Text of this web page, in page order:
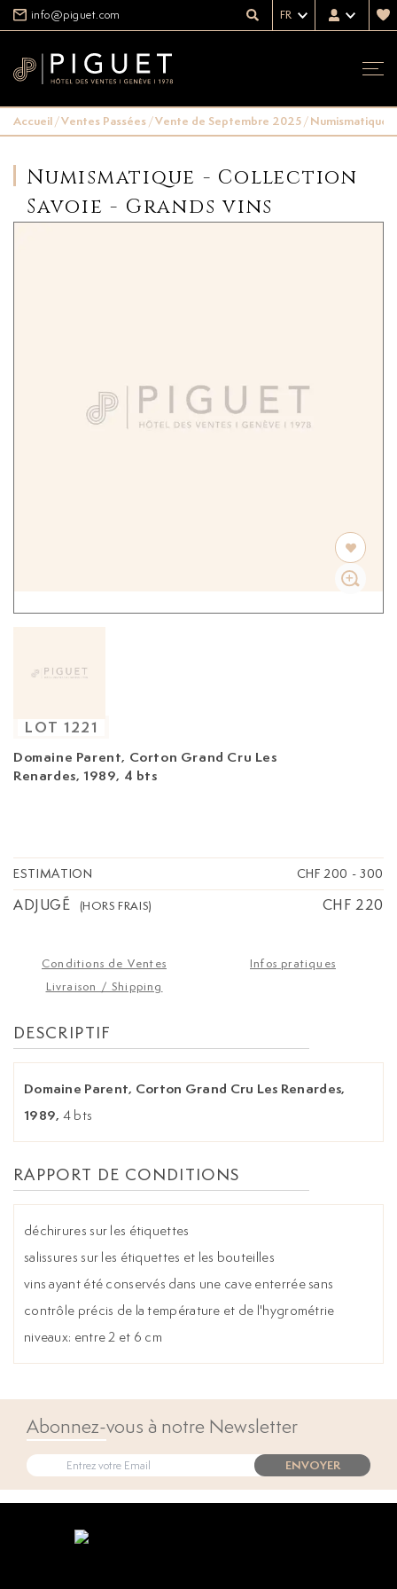
info@piguet.com FR
Accueil/Ventes Passées/Vente de Septembre 2025/Numismatique
Numismatique - Collection
Savoie - Grands vins
Domaine Parent, Corton Grand Cru Les
Renardes, 1989, 4 bts
LOT 1221
ESTIMATION CHF 200 - 300
ADJUGÉ (HORS FRAIS) CHF 220
Conditions de Ventes
Infos pratiques
Livraison / Shipping
DESCRIPTIF
Domaine Parent, Corton Grand Cru Les Renardes,
1989, 4 bts
RAPPORT DE CONDITIONS
déchirures sur les étiquettes
salissures sur les étiquettes et les bouteilles
vins ayant été conservés dans une cave enterrée sans
contrôle précis de la température et de l'hygrométrie
niveaux: entre 2 et 6 cm
Abonnez-vous à notre Newsletter
ENVOYER